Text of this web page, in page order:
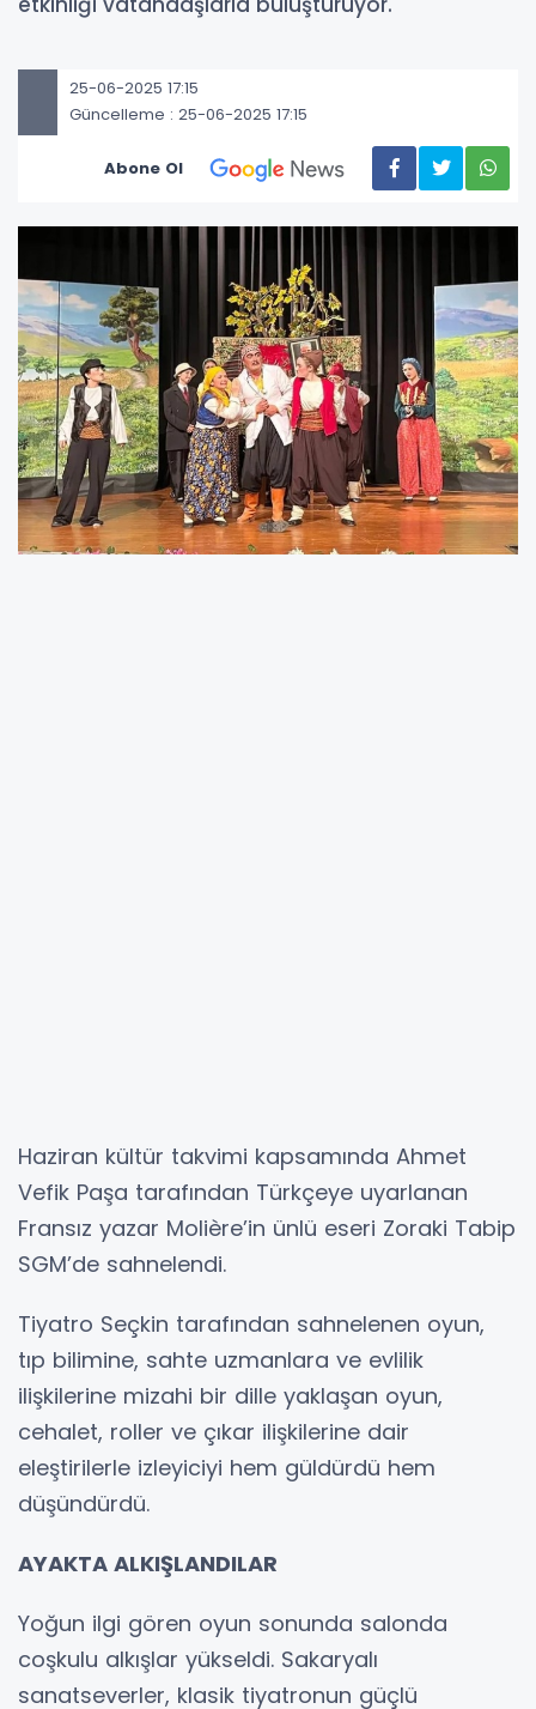
25-06-2025 17:15
Güncelleme : 25-06-2025 17:15
Abone Ol
Haziran kültür takvimi kapsamında Ahmet
Vefik Paşa tarafından Türkçeye uyarlanan
Fransız yazar Molière’in ünlü eseri Zoraki Tabip
SGM’de sahnelendi.
Tiyatro Seçkin tarafından sahnelenen oyun,
tıp bilimine, sahte uzmanlara ve evlilik
ilişkilerine mizahi bir dille yaklaşan oyun,
cehalet, roller ve çıkar ilişkilerine dair
eleştirilerle izleyiciyi hem güldürdü hem
düşündürdü.
AYAKTA ALKIŞLANDILAR
Yoğun ilgi gören oyun sonunda salonda
coşkulu alkışlar yükseldi. Sakaryalı
sanatseverler, klasik tiyatronun güçlü